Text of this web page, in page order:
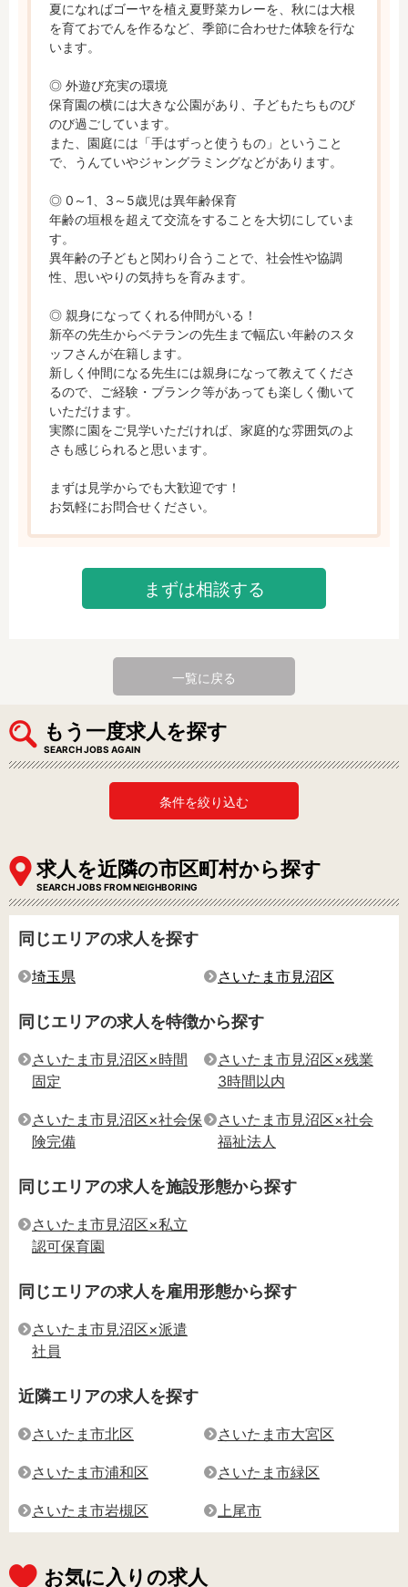
夏になればゴーヤを植え夏野菜カレーを、秋には大根
を育ておでんを作るなど、季節に合わせた体験を行な
います。
◎ 外遊び充実の環境
保育園の横には大きな公園があり、子どもたちものび
のび過ごしています。
また、園庭には「手はずっと使うもの」ということ
で、うんていやジャングラミングなどがあります。
◎ 0～1、3～5歳児は異年齢保育
年齢の垣根を超えて交流をすることを大切にしていま
す。
異年齢の子どもと関わり合うことで、社会性や協調
性、思いやりの気持ちを育みます。
◎ 親身になってくれる仲間がいる！
新卒の先生からベテランの先生まで幅広い年齢のスタ
ッフさんが在籍します。
新しく仲間になる先生には親身になって教えてくださ
るので、ご経験・ブランク等があっても楽しく働いて
いただけます。
実際に園をご見学いただければ、家庭的な雰囲気のよ
さも感じられると思います。
まずは見学からでも大歓迎です！
お気軽にお問合せください。
まずは相談する
一覧に戻る
もう一度求人を探す
SEARCH JOBS AGAIN
条件を絞り込む
求人を近隣の市区町村から探す
SEARCH JOBS FROM NEIGHBORING
同じエリアの求人を探す
埼玉県 さいたま市見沼区
同じエリアの求人を特徴から探す
さいたま市見沼区×時間
固定
さいたま市見沼区×残業
3時間以内
さいたま市見沼区×社会保
険完備
さいたま市見沼区×社会
福祉法人
同じエリアの求人を施設形態から探す
さいたま市見沼区×私立
認可保育園
同じエリアの求人を雇用形態から探す
さいたま市見沼区×派遣
社員
近隣エリアの求人を探す
さいたま市北区 さいたま市大宮区
さいたま市浦和区 さいたま市緑区
さいたま市岩槻区 上尾市
お気に入りの求人